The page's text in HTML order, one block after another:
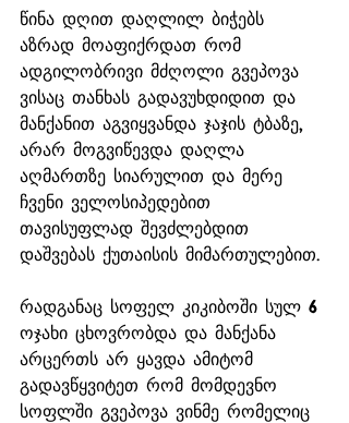
წინა დღით დაღლილ ბიჭებს
აზრად მოაფიქრდათ რომ
ადგილობრივი მძღოლი გვეპოვა
ვისაც თანხას გადავუხდიდით და
მანქანით აგვიყვანდა ჯაჯის ტბაზე,
არარ მოგვიწევდა დაღლა
აღმართზე სიარულით და მერე
ჩვენი ველოსიპედებით
თავისუფლად შევძლებდით
დაშვებას ქუთაისის მიმართულებით.
რადგანაც სოფელ კიკიბოში სულ 6
ოჯახი ცხოვრობდა და მანქანა
არცერთს არ ყავდა ამიტომ
გადავწყვიტეთ რომ მომდევნო
სოფლში გვეპოვა ვინმე რომელიც